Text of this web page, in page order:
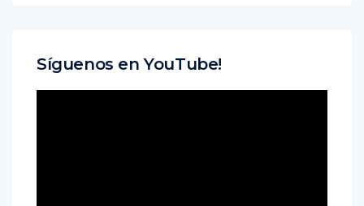
Síguenos en YouTube!